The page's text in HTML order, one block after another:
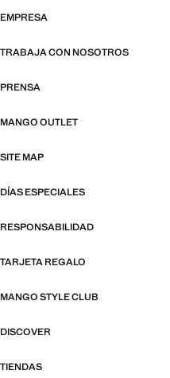
EMPRESA
TRABAJA CON NOSOTROS
PRENSA
MANGO OUTLET
SITE MAP
DÍAS ESPECIALES
RESPONSABILIDAD
TARJETA REGALO
MANGO STYLE CLUB
DISCOVER
TIENDAS